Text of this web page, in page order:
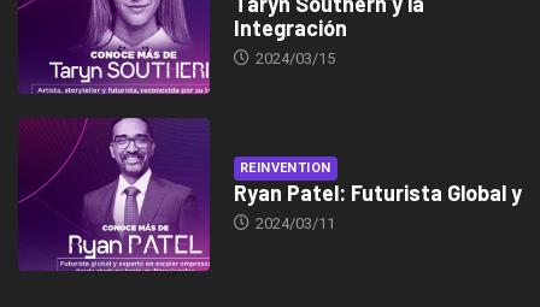
Integración
2024/03/15
REINVENTION
Ryan Patel: Futurista Global y
2024/03/11